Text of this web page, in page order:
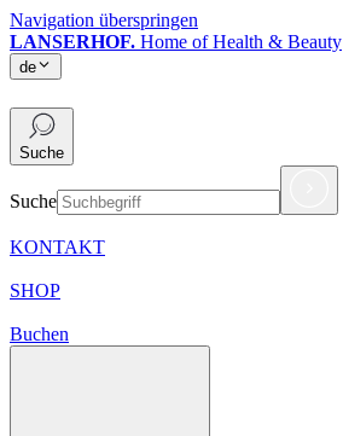
Navigation überspringen
LANSERHOF. Home of Health & Beauty
de
Suche
Suche
KONTAKT
SHOP
Buchen